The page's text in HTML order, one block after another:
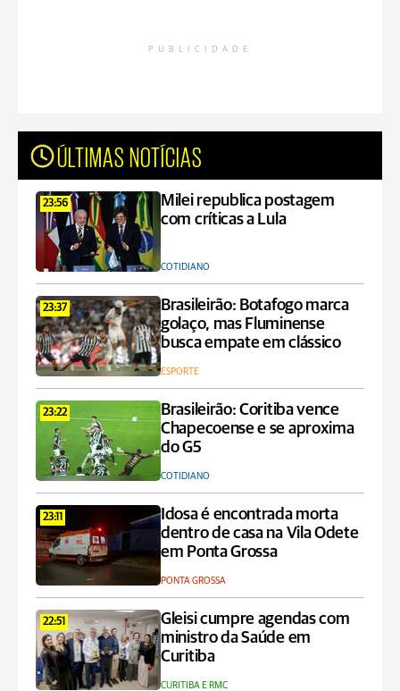
PUBLICIDADE
ÚLTIMAS NOTÍCIAS
23:56
Milei republica postagem
com críticas a Lula
COTIDIANO
23:37
Brasileirão: Botafogo marca
golaço, mas Fluminense
busca empate em clássico
ESPORTE
23:22
Brasileirão: Coritiba vence
Chapecoense e se aproxima
do G5
COTIDIANO
23:11
Idosa é encontrada morta
dentro de casa na Vila Odete
em Ponta Grossa
PONTA GROSSA
22:51
Gleisi cumpre agendas com
ministro da Saúde em
Curitiba
CURITIBA E RMC